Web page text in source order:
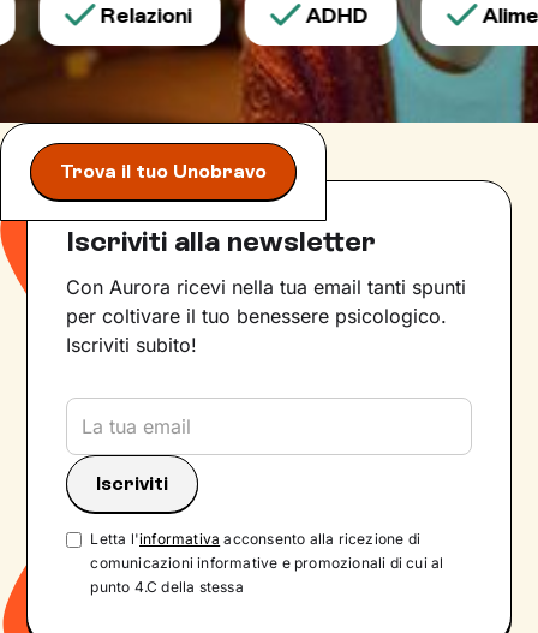
Relazioni ADHD
Trova il tuo Unobravo
Iscriviti alla newsletter
Con Aurora ricevi nella tua email tanti spunti
per coltivare il tuo benessere psicologico.
Iscriviti subito!
Letta l'informativa acconsento alla ricezione di
comunicazioni informative e promozionali di cui al
punto 4.C della stessa